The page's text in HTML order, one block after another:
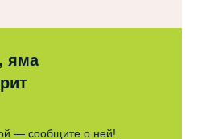
яма
— сообщите о ней!